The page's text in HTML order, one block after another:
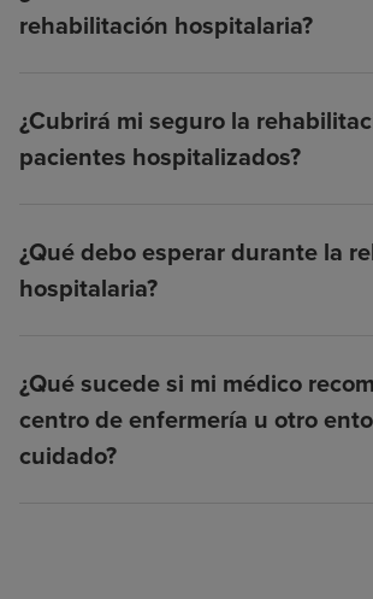
rehabilitación hospitalaria?
¿Cubrirá mi seguro la
pacientes hospitalizados?
¿Qué debo esperar durante la
hospitalaria?
¿Qué sucede si mi médico
centro de enfermería u otro
cuidado?